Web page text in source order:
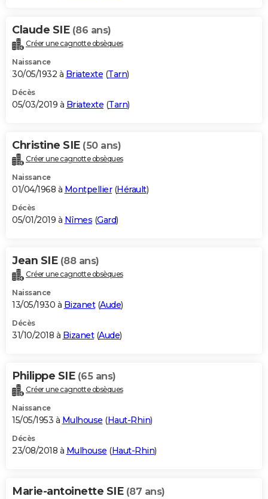
Claude SIE (86 ans)
Créer une cagnotte obsèques
Naissance
30/05/1932 à Briatexte (Tarn)
Décès
05/03/2019 à Briatexte (Tarn)
Christine SIE (50 ans)
Créer une cagnotte obsèques
Naissance
01/04/1968 à Montpellier(Hérault)
Décès
05/01/2019 à Nîmes (Gard)
Jean SIE (88 ans)
Créer une cagnotte obsèques
Naissance
13/05/1930 à Bizanet(Aude)
Décès
31/10/2018 à Bizanet(Aude)
Philippe SIE (65 ans)
Créer une cagnotte obsèques
Naissance
15/05/1953 à Mulhouse (Haut-Rhin)
Décès
23/08/2018 à Mulhouse (Haut-Rhin)
Marie-antoinette SIE (87 ans)